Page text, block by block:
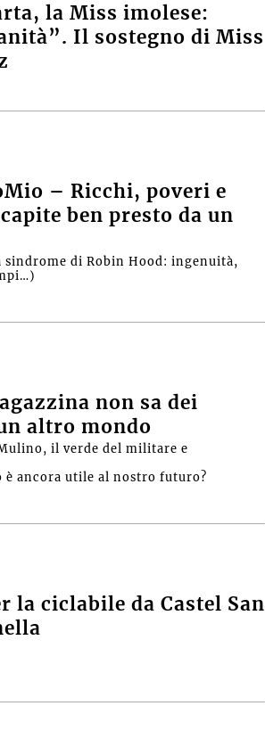
la Miss imolese:
Il sostegno di Miss
– Ricchi, poveri e
ben presto da un
sindrome di Robin Hood: ingenuità,
non sa dei
altro mondo
il verde del militare e
è ancora utile al nostro futuro?
la ciclabile da Castel San